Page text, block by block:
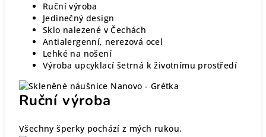
Ruční výroba
Jedinečný design
Sklo nalezené v Čechách
Antialergenní, nerezová ocel
Lehké na nošení
Výroba upcyklací šetrná k životnímu prostředí
Ruční výroba
Všechny šperky pochází z mých rukou.